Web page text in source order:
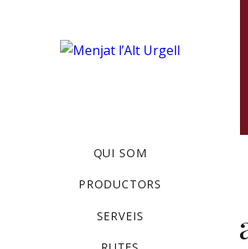
QUI SOM
PRODUCTORS
SERVEIS
Una